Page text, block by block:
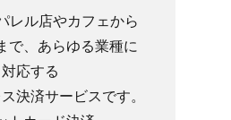
レル店や​カフェから​
で、​あらゆる​業種に​
対応する​
決済サービスです。​